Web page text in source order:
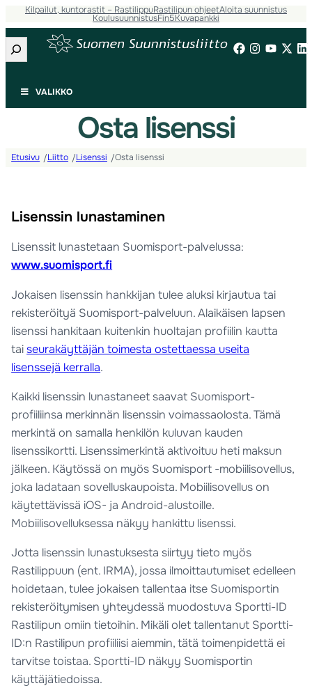
Kilpailut, kuntorastit – RastilippuRastilipun ohjeetAloita suunnistus
KoulusuunnistusFin5Kuvapankki
Etsi
VALIKKO
Osta lisenssi
Etusivu /Liitto /Lisenssi /Osta lisenssi
Lisenssin lunastaminen
Lisenssit lunastetaan Suomisport-palvelussa:
www.suomisport.fi
Jokaisen lisenssin hankkijan tulee aluksi kirjautua tai
rekisteröityä Suomisport-palveluun. Alaikäisen lapsen
lisenssi hankitaan kuitenkin huoltajan profiilin kautta
tai seurakäyttäjän toimesta ostettaessa useita
lisenssejä kerralla.
Kaikki lisenssin lunastaneet saavat Suomisport-
profiiliinsa merkinnän lisenssin voimassaolosta. Tämä
merkintä on samalla henkilön kuluvan kauden
lisenssikortti. Lisenssimerkintä aktivoituu heti maksun
jälkeen. Käytössä on myös Suomisport -mobiilisovellus,
joka ladataan sovelluskaupoista. Mobiilisovellus on
käytettävissä iOS- ja Android-alustoille.
Mobiilisovelluksessa näkyy hankittu lisenssi.
Jotta lisenssin lunastuksesta siirtyy tieto myös
Rastilippuun (ent. IRMA), jossa ilmoittautumiset edelleen
hoidetaan, tulee jokaisen tallentaa itse Suomisportin
rekisteröitymisen yhteydessä muodostuva Sportti-ID
Rastilipun omiin tietoihin. Mikäli olet tallentanut Sportti-
ID:n Rastilipun profiiliisi aiemmin, tätä toimenpidettä ei
tarvitse toistaa. Sportti-ID näkyy Suomisportin
käyttäjätiedoissa.